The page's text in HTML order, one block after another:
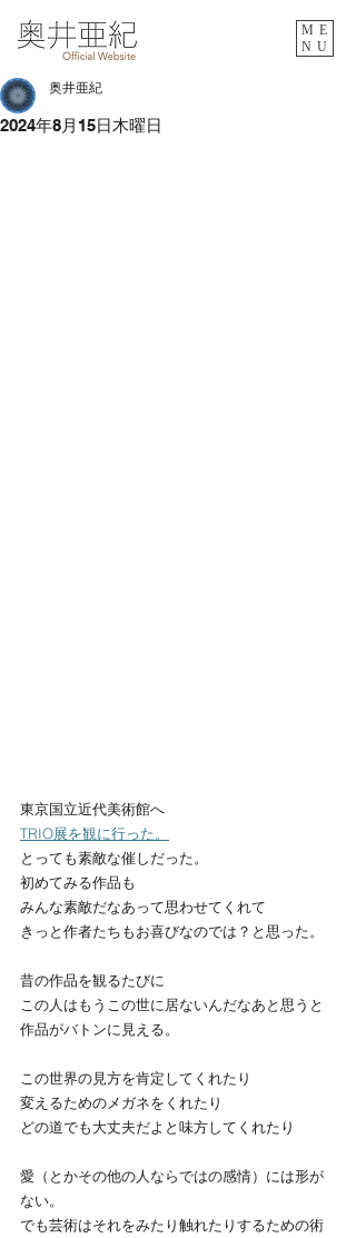
ME
NU
2024年8月15日木曜日
奥井亜紀
東京国立近代美術館へ
TRIO展を観に行った。
とっても素敵な催しだった。
初めてみる作品も
みんな素敵だなあって思わせてくれて
きっと作者たちもお喜びなのでは？と思った。
昔の作品を観るたびに
この人はもうこの世に居ないんだなあと思うと
作品がバトンに見える。
この世界の見方を肯定してくれたり
変えるためのメガネをくれたり
どの道でも大丈夫だよと味方してくれたり
愛（とかその他の人ならではの感情）には形が
ない。
でも芸術はそれをみたり触れたりするための術